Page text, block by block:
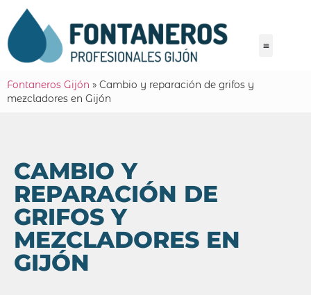
Fontaneros Gijón » Cambio y reparación de grifos y
mezcladores en Gijón
CAMBIO Y
REPARACIÓN DE
GRIFOS Y
MEZCLADORES EN
GIJÓN